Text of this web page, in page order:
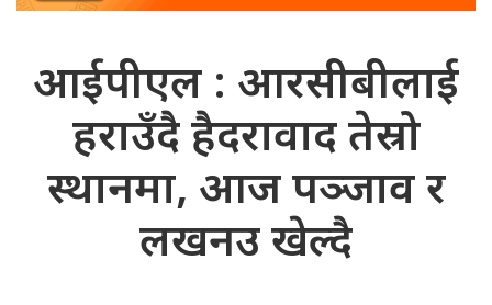
आईपीएल : आरसीबीलाई
हराउँदै हैदरावाद तेस्रो
स्थानमा, आज पञ्जाव र
लखनउ खेल्दै